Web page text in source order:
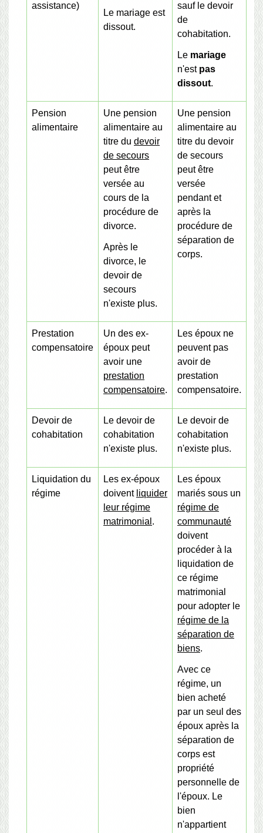
assistance)
Le mariage est
dissout.
sauf le devoir
de
cohabitation.
Le mariage
n'est pas
dissout.
Pension
alimentaire
Une pension
alimentaire au
titre du devoir
de secours
peut être
versée au
cours de la
procédure de
divorce.
Après le
divorce, le
devoir de
secours
n'existe plus.
Une pension
alimentaire au
titre du devoir
de secours
peut être
versée
pendant et
après la
procédure de
séparation de
corps.
Prestation
compensatoire
Un des ex-
époux peut
avoir une
prestation
compensatoire.
Les époux ne
peuvent pas
avoir de
prestation
compensatoire.
Devoir de
cohabitation
Le devoir de
cohabitation
n'existe plus.
Le devoir de
cohabitation
n'existe plus.
Liquidation du
régime
Les ex-époux
doivent liquider
leur régime
matrimonial .
Les époux
mariés sous un
régime de
communauté
doivent
procéder à la
liquidation de
ce régime
matrimonial
pour adopter le
régime de la
séparation de
biens.
Avec ce
régime, un
bien acheté
par un seul des
époux après la
séparation de
corps est
propriété
personnelle de
l'époux. Le
bien
n'appartient